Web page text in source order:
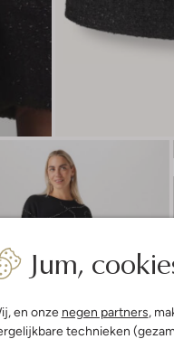
Jum,
en onze negen partners,
technieken